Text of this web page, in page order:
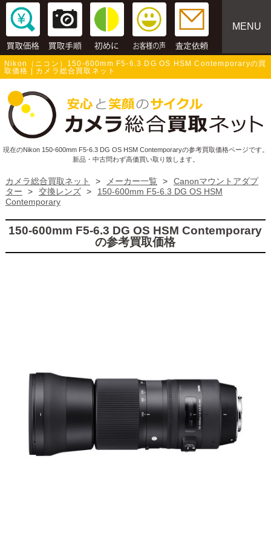
MENU
Nikon（ニコン）150-600mm F5-6.3 DG OS HSM Contemporaryの買
取価格 | カメラ総合買取ネット
現在のNikon 150-600mm F5-6.3 DG OS HSM Contemporaryの参考買取価格ページです。
新品・中古問わず高価買い取り致します。
カメラ総合買取ネット > メーカー一覧 >
Canonマウントアダプ
ター
> 交換レンズ >
150-600mm F5-6.3 DG OS HSM
Contemporary
150-600mm F5-6.3 DG OS HSM Contemporary
の参考買取価格